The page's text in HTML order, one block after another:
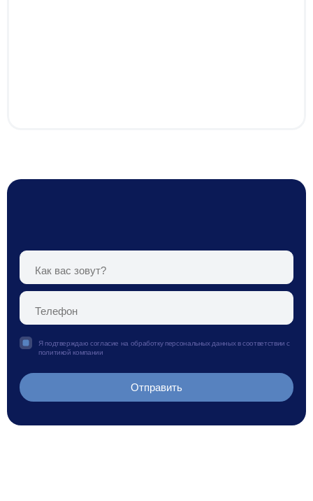
Я подтверждаю согласие на обработку персональных данных в соответствии с
политикой компании